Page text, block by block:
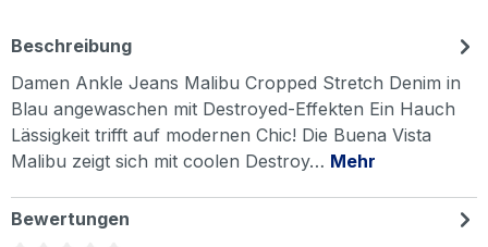
Beschreibung
Damen Ankle Jeans Malibu Cropped Stretch Denim in
Blau angewaschen mit Destroyed-Effekten Ein Hauch
Lässigkeit trifft auf modernen Chic! Die Buena Vista
Malibu zeigt sich mit coolen Destroy… Mehr
Bewertungen